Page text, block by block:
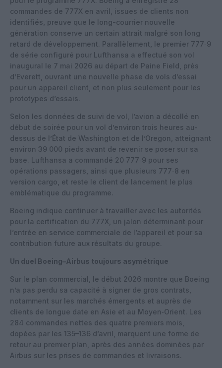
commandes de 777X en avril, issues de clients non
identifiés, preuve que le long-courrier nouvelle
génération conserve un certain attrait malgré son long
retard de développement. Parallèlement, le premier 777‑9
de série configuré pour Lufthansa a effectué son vol
inaugural le 7 mai 2026 au départ de Paine Field, près
d’Everett, ouvrant une nouvelle phase de vols d’essai
pour un appareil client, et non plus seulement pour les
prototypes d’essais.
Selon les données de suivi de vol, l’avion a décollé en
début de soirée pour un vol d’environ trois heures au-
dessus de l’État de Washington et de l’Oregon, atteignant
environ 39 000 pieds avant de revenir se poser sur sa
base. Lufthansa a commandé 20 777‑9 pour ses
opérations passagers, ainsi que plusieurs 777‑8 en
version cargo, et reste le client de lancement le plus
emblématique du programme.
Boeing indique continuer à travailler avec les autorités
pour la certification du 777X, un jalon déterminant pour
l’entrée en service commerciale de l’appareil et pour sa
contribution future aux résultats du groupe.
Un duel Boeing–Airbus toujours asymétrique
Sur le plan commercial, le début 2026 montre que Boeing
n’a pas perdu sa capacité à signer de gros contrats,
notamment sur les marchés émergents et auprès de
clients de longue date en Asie et au Moyen‑Orient. Les
284 commandes nettes des quatre premiers mois,
dopées par les 135–136 d’avril, marquent une forme de
retour au premier plan, après des années dominées par
Airbus sur les prises de commandes et livraisons.